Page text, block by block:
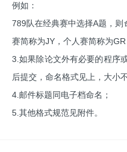
例如：
789队在经典赛中选择A题，
赛简称为JY，个人赛简称为GR
3.如果除论文外有必要的程序
后提交，命名格式见上，大小
4.邮件标题同电子档命名；
5.其他格式规范见附件。